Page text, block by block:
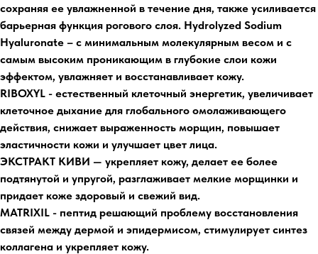
сохраняя ее увлажненной в течение дня, также усиливается
барьерная функция рогового слоя. Hydrolyzed Sodium
Hyaluronate – с минимальным молекулярным весом и с
самым высоким проникающим в глубокие слои кожи
эффектом, увлажняет и восстанавливает кожу.
RIBOXYL - естественный клеточный энергетик, увеличивает
клеточное дыхание для глобального омолаживающего
действия, снижает выраженность морщин, повышает
эластичности кожи и улучшает цвет лица.
ЭКСТРАКТ КИВИ — укрепляет кожу, делает ее более
подтянутой и упругой, разглаживает мелкие морщинки и
придает коже здоровый и свежий вид.
MATRIXIL - пептид решающий проблему восстановления
связей между дермой и эпидермисом, стимулирует синтез
коллагена и укрепляет кожу.